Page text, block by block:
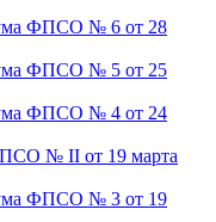
ФПСО № 6 от 28
ФПСО № 5 от 25
ФПСО № 4 от 24
№ II от 19 марта
ФПСО № 3 от 19